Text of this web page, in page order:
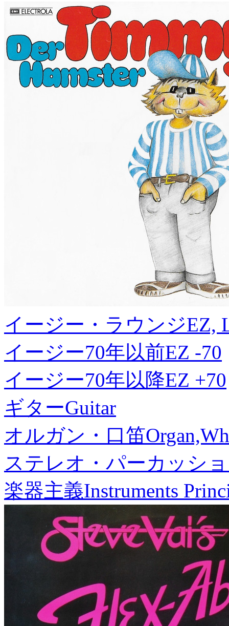
イージー・ラウンジEZ,
イージー70年以前EZ -70
イージー70年以降EZ +70
ギターGuitar
オルガン・口笛
ステレオ・パーカッシ
楽器主義Instruments